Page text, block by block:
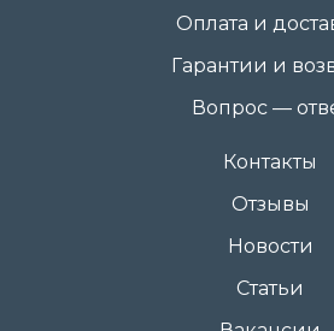
Оплата и
Гарантии и
Вопрос —
Контакты
Отзывы
Новости
Статьи